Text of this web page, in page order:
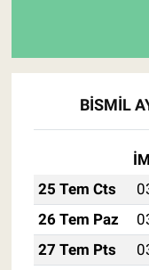
BİSMİL
25 Tem Cts
26 Tem Paz
27 Tem Pts